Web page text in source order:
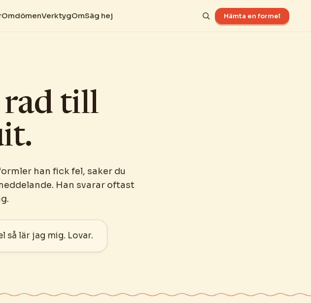
OmdömenVerktygOmSäg hej Hämta en formel
rad till
han fick fel, saker du
Han svarar oftast
så lär jag mig. Lovar.